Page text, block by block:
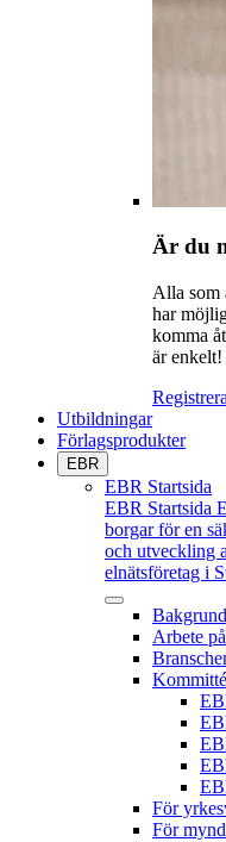
Är du
Alla som
har
komma
är enkelt!
Utbildningar
Förlagsprodukter
EBR
EBR Startsida
EBR Startsida
borgar för en
och utveckling
elnätsföretag i
Bakgrund
Arbete
För
För